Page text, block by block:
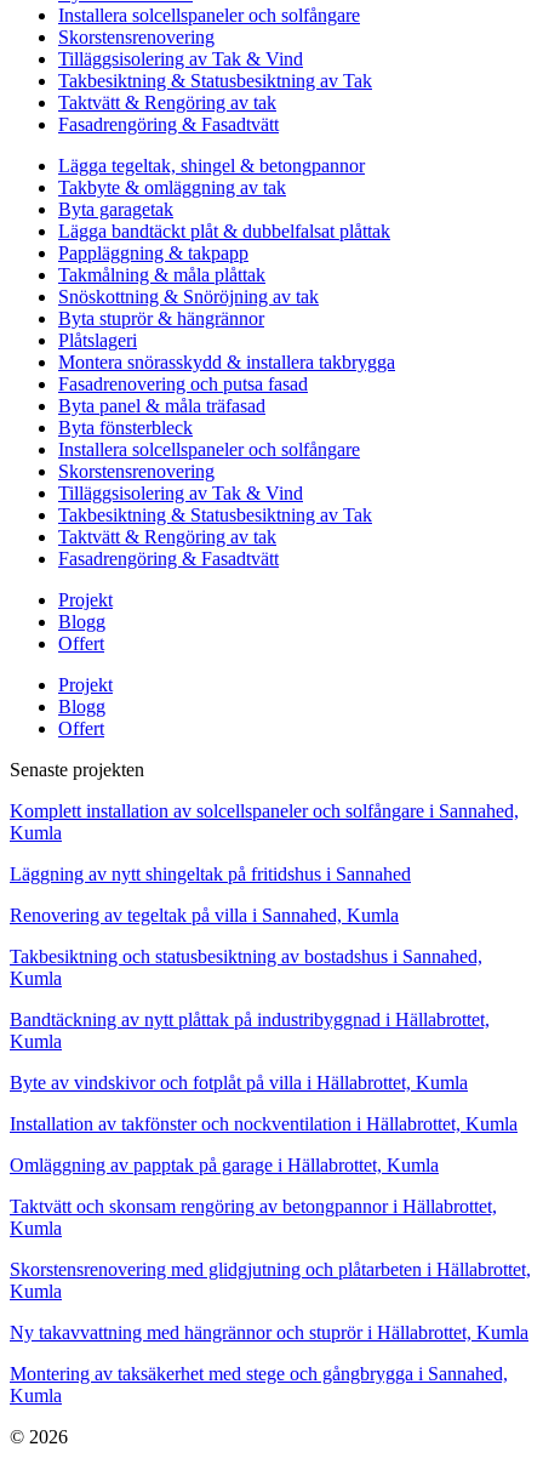
Installera solcellspaneler och solfångare
Skorstensrenovering
Tilläggsisolering av Tak & Vind
Takbesiktning & Statusbesiktning av Tak
Taktvätt & Rengöring av tak
Fasadrengöring & Fasadtvätt
Lägga tegeltak, shingel & betongpannor
Takbyte & omläggning av tak
Byta garagetak
Lägga bandtäckt plåt & dubbelfalsat plåttak
Pappläggning & takpapp
Takmålning & måla plåttak
Snöskottning & Snöröjning av tak
Byta stuprör & hängrännor
Plåtslageri
Montera snörasskydd & installera takbrygga
Fasadrenovering och putsa fasad
Byta panel & måla träfasad
Byta fönsterbleck
Installera solcellspaneler och solfångare
Skorstensrenovering
Tilläggsisolering av Tak & Vind
Takbesiktning & Statusbesiktning av Tak
Taktvätt & Rengöring av tak
Fasadrengöring & Fasadtvätt
Projekt
Blogg
Offert
Projekt
Blogg
Offert
Senaste projekten
Komplett installation av solcellspaneler och solfångare i Sannahed,
Kumla
Läggning av nytt shingeltak på fritidshus i Sannahed
Renovering av tegeltak på villa i Sannahed, Kumla
Takbesiktning och statusbesiktning av bostadshus i Sannahed,
Kumla
Bandtäckning av nytt plåttak på industribyggnad i Hällabrottet,
Kumla
Byte av vindskivor och fotplåt på villa i Hällabrottet, Kumla
Installation av takfönster och nockventilation i Hällabrottet, Kumla
Omläggning av papptak på garage i Hällabrottet, Kumla
Taktvätt och skonsam rengöring av betongpannor i Hällabrottet,
Kumla
Skorstensrenovering med glidgjutning och plåtarbeten i Hällabrottet,
Kumla
Ny takavvattning med hängrännor och stuprör i Hällabrottet, Kumla
Montering av taksäkerhet med stege och gångbrygga i Sannahed,
Kumla
© 2026